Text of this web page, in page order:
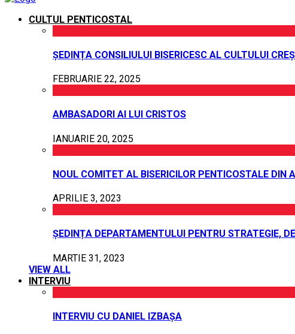
CULTUL PENTICOSTAL
ȘEDINȚA CONSILIULUI BISERICESC AL CULTULUI
FEBRUARIE 22, 2025
AMBASADORI AI LUI CRISTOS
IANUARIE 20, 2025
NOUL COMITET AL BISERICILOR PENTICOSTALE DIN
APRILIE 3, 2023
ȘEDINȚA DEPARTAMENTULUI PENTRU STRATEGIE,
MARTIE 31, 2023
VIEW ALL
INTERVIU
INTERVIU CU DANIEL IZBAȘA